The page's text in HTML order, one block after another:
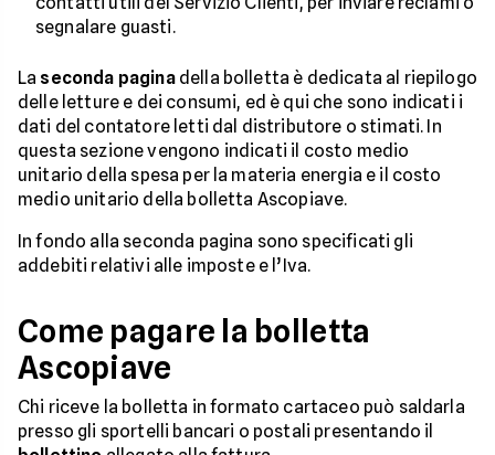
segnalare guasti.
La seconda paginadella bolletta è dedicata al riepilogo
delle letture e dei consumi, ed è qui che sono indicati i
dati del contatore letti dal distributore o stimati. In
questa sezione vengono indicati il costo medio
unitario della spesa per la materia energia e il costo
medio unitario della bolletta Ascopiave.
In fondo alla seconda pagina sono specificati gli
addebiti relativi alle imposte e l’Iva.
Come pagare la bolletta
Ascopiave
Chi riceve la bolletta in formato cartaceo può saldarla
presso gli sportelli bancari o postali presentando il